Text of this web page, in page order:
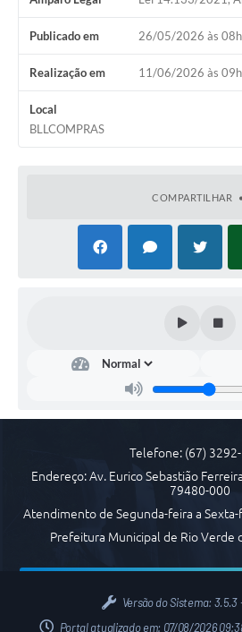
Galeria de Vídeos
Governo do Estado do Mato Grosso do Sul
Arquivos para Download
Projetos
Contas Públicas
Telefones Úteis
Publicado em 26/05/2026 às
Realização em 11/06/2026 às
Local
BLLCOMPRAS
COMPARTILHAR
Telefone: (67)
Endereço: Av. Eurico Sebastião
79480-000
Atendimento de Segunda-feira a
Prefeitura Municipal de Rio Verde
Versão do Sistema: 3.5.3
Portal atualizado em: 07/08/2026